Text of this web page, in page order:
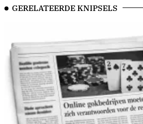
GERELATEERDE KNIPSELS